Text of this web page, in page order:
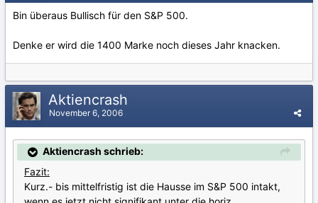
Bin überaus Bullisch für den S&P 500.
Denke er wird die 1400 Marke noch dieses Jahr knacken.
Aktiencrash
November 6, 2006
Aktiencrash schrieb:
Fazit:
Kurz.- bis mittelfristig ist die Hausse im S&P 500 intakt,